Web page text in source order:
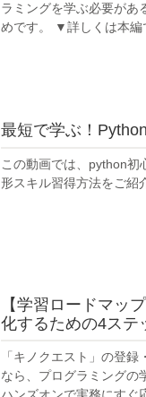
ラミングを学ぶ必要があ
めです。 ▼詳しくは本編
最短で学ぶ！
この動画では、python初
形スキル習得方法をご紹
【学習ロードマッ
化するための4ステ
「キノクエスト」の登
なら、プログラミングの